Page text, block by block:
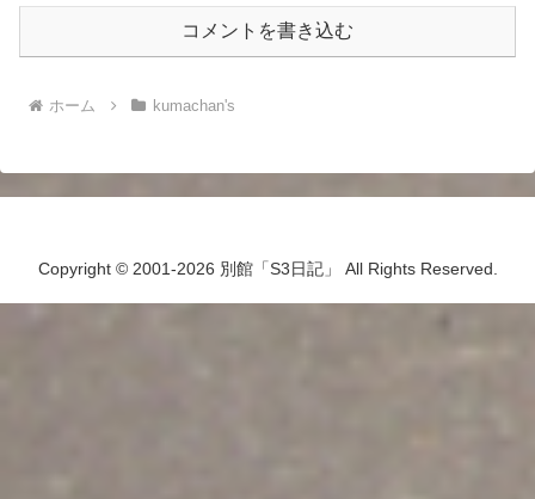
コメントを書き込む
ホーム kumachan's
Copyright © 2001-2026 別館「S3日記」 All Rights Reserved.